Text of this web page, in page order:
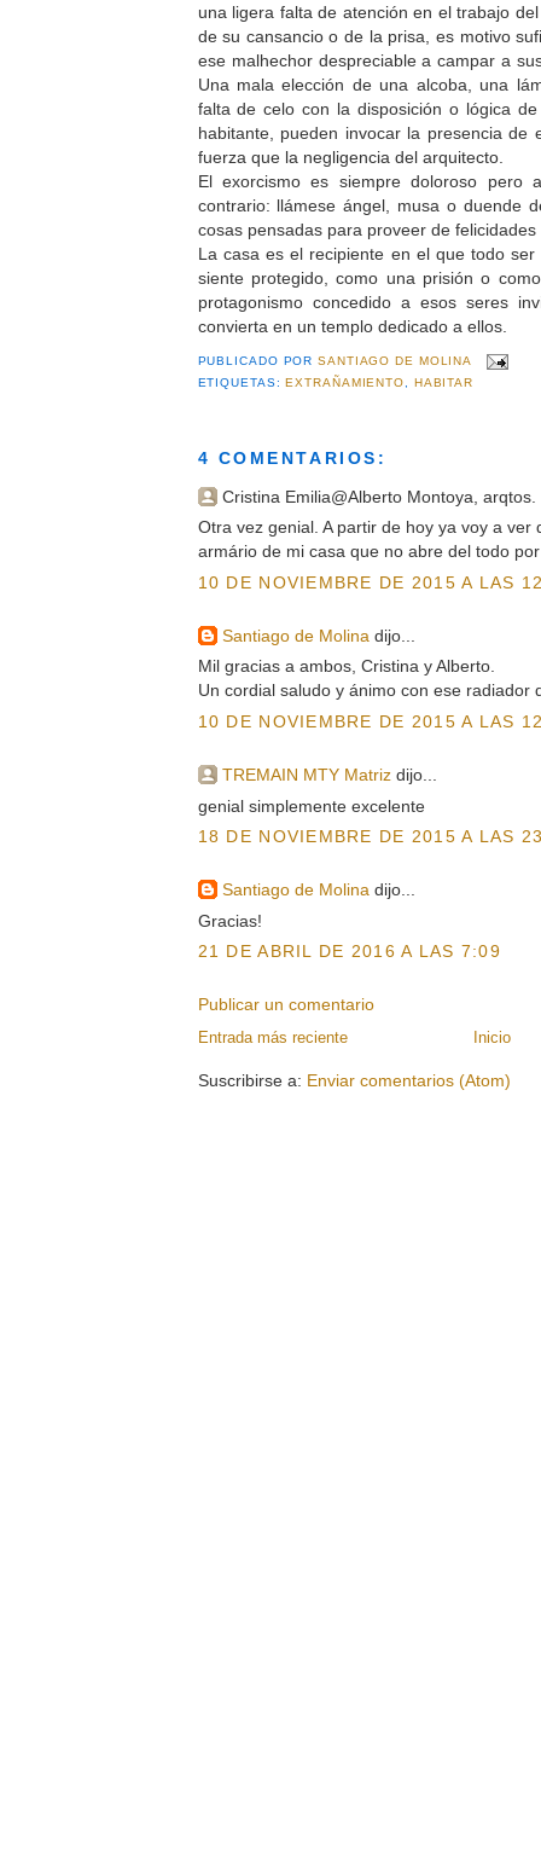
una ligera falta de atención en el trabajo
de su cansancio o de la prisa, es motivo
ese malhechor despreciable a campar a
Una mala elección de una alcoba, una
falta de celo con la disposición o lógica
habitante, pueden invocar la presencia de
fuerza que la negligencia del arquitecto.
El exorcismo es siempre doloroso pero
contrario: llámese ángel, musa o duende
cosas pensadas para proveer de
La casa es el recipiente en el que todo
siente protegido, como una prisión o
protagonismo concedido a esos seres
convierta en un templo dedicado a ellos.
PUBLICADO PORSANTIAGO DE MOLINA
ETIQUETAS:EXTRAÑAMIENTO, HABITAR
4 COMENTARIOS:
Cristina Emilia@Alberto Montoya, arqtos.
Otra vez genial. A partir de hoy ya voy a ver
armário de mi casa que no abre del todo
10 DE NOVIEMBRE DE 2015 A LAS
Santiago de Molina dijo...
Mil gracias a ambos, Cristina y Alberto.
Un cordial saludo y ánimo con ese radiador
10 DE NOVIEMBRE DE 2015 A LAS
TREMAIN MTY Matrizdijo...
genial simplemente excelente
18 DE NOVIEMBRE DE 2015 A LAS
Santiago de Molinadijo...
Gracias!
21 DE ABRIL DE 2016 A LAS 7:09
Publicar un comentario
Entrada más reciente Inicio
Suscribirse a: Enviar comentarios (Atom)